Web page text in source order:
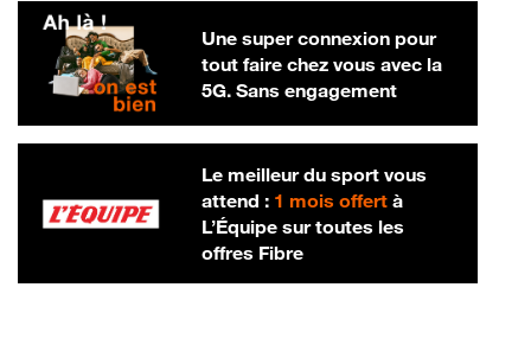
Une super connexion pour
tout faire chez vous avec la
5G. Sans engagement
Le meilleur du sport vous
attend : 1 mois offertà
L’Équipe sur toutes les
offres Fibre